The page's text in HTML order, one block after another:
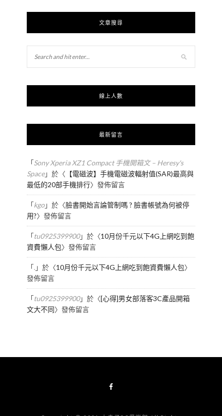
文章搜尋
線上人數
最新留言
「Sony Xperia XZ1 Compact 手機開箱文 – Heresy's
Space」於〈 【電磁波】手機電磁波輻射值(SAR)最高與
最低的20部手機排行〉發佈留言
「kgo」於〈臉書開始言論管制嗎 ? 臉書帳號為何被停
用?〉發佈留言
「tu0925399900」於〈10月份千元以下4G上網吃到飽
資費懶人包〉發佈留言
「.」於〈10月份千元以下4G上網吃到飽資費懶人包〉
發佈留言
「tu0925399900」於〈[心得]男女部落客3C產品開箱
文大不同〉發佈留言